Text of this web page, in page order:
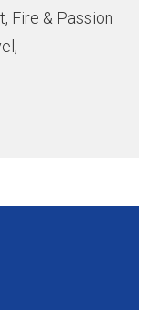
Fire & Passion